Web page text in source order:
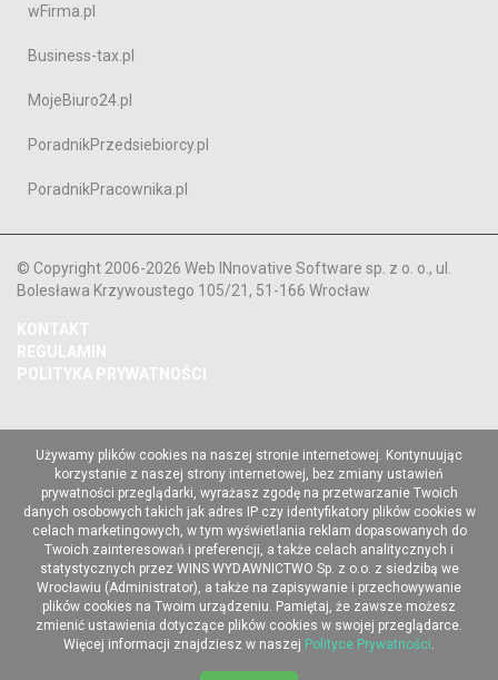
wFirma.pl
Business-tax.pl
MojeBiuro24.pl
PoradnikPrzedsiebiorcy.pl
PoradnikPracownika.pl
© Copyright 2006-2026 Web INnovative Software sp. z o. o., ul.
Bolesława Krzywoustego 105/21, 51-166 Wrocław
KONTAKT
REGULAMIN
POLITYKA PRYWATNOŚCI
Używamy plików cookies na naszej stronie internetowej. Kontynuując
korzystanie z naszej strony internetowej, bez zmiany ustawień
prywatności przeglądarki, wyrażasz zgodę na przetwarzanie Twoich
danych osobowych takich jak adres IP czy identyfikatory plików cookies w
celach marketingowych, w tym wyświetlania reklam dopasowanych do
Twoich zainteresowań i preferencji, a także celach analitycznych i
statystycznych przez WINS WYDAWNICTWO Sp. z o.o. z siedzibą we
Wrocławiu (Administrator), a także na zapisywanie i przechowywanie
plików cookies na Twoim urządzeniu. Pamiętaj, że zawsze możesz
zmienić ustawienia dotyczące plików cookies w swojej przeglądarce.
Więcej informacji znajdziesz w naszej Polityce Prywatności.